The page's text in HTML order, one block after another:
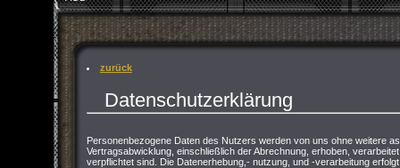
zurück
Datenschutzerklärung
Personenbezogene Daten des Nutzers werden von uns ohne weitere
Vertragsabwicklung, einschließlich der Abrechnung, erhoben,
verpflichtet sind. Die Datenerhebung,- nutzung, und -verarbeitung